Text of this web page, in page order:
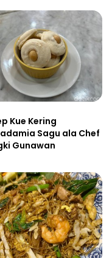
Kue Kering
Sagu ala Chef
Gunawan